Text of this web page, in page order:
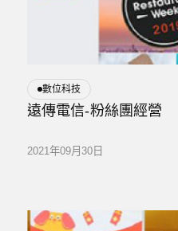
數位科技
遠傳電信-粉絲團經營
2021年09月30日